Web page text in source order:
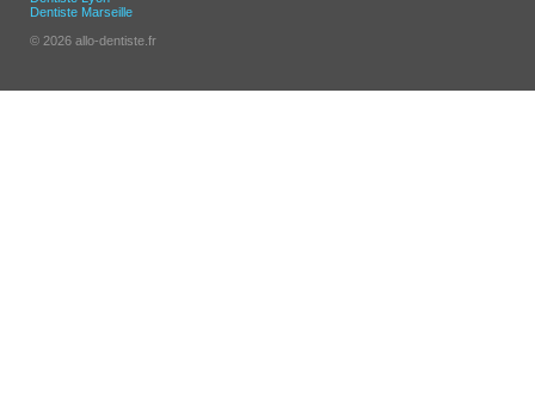
Dentiste Marseille
© 2026 allo-dentiste.fr